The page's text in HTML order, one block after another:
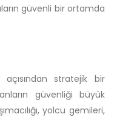
güvenli bir ortamda
stratejik bir
güvenliği büyük
yolcu gemileri,